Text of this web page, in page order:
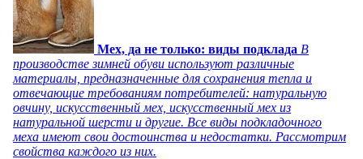
Мех, да не только: виды подклада В
производстве зимней обуви используют различные
материалы, предназначенные для сохранения тепла и
отвечающие требованиям потребителей: натуральную
овчину, искусственный мех, искусственный мех из
натуральной шерсти и другие. Все виды подкладочного
меха имеют свои достоинства и недостатки. Рассмотрим
свойства каждого из них.